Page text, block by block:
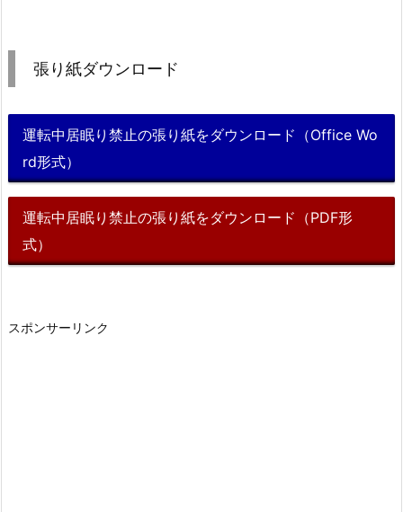
張り紙ダウンロード
運転中居眠り禁止の張り紙をダウンロード（Office Wo
rd形式）
運転中居眠り禁止の張り紙をダウンロード（PDF形
式）
スポンサーリンク